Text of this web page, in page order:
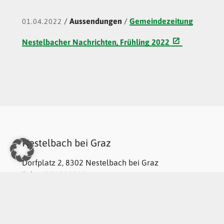
01.04.2022 / Aussendungen / Gemeindezeitung
Nestelbacher Nachrichten, Frühling 2022
Nestelbach bei Graz
Dorfplatz 2, 8302 Nestelbach bei Graz
Tel:
+4331332208